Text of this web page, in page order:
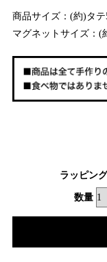
商品サイズ：(約)タテ
マグネットサイズ：(
ラッピング
数量